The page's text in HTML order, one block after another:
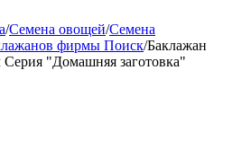
/Семена овощей/Семена
фирмы Поиск/Баклажан
"Домашняя заготовка"